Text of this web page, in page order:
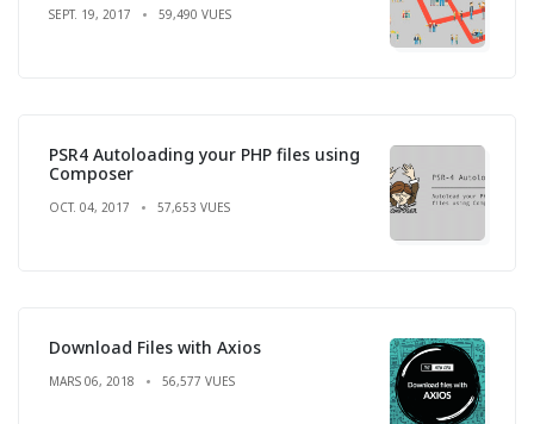
SEPT. 19, 2017 59,490 VUES
PSR4 Autoloading your PHP files using
Composer
OCT. 04, 2017 57,653 VUES
Download Files with Axios
MARS 06, 2018 56,577 VUES